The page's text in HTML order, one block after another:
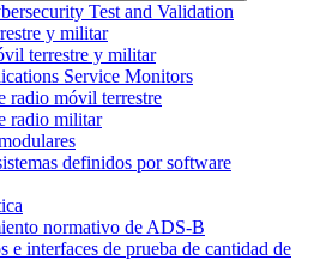
Test and Validation
y militar
terrestre y militar
Service Monitors
radio móvil terrestre
radio militar
definidos por software
normativo de ADS-B
e interfaces de prueba de cantidad de